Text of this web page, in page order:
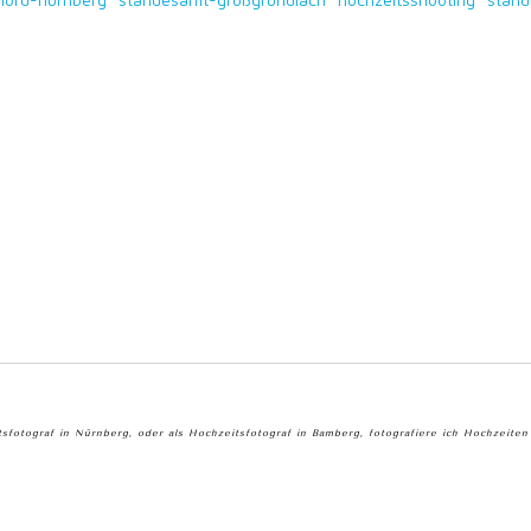
in Nürnberg, oder als Hochzeitsfotograf in Bamberg, fotografiere ich Hochzeiten